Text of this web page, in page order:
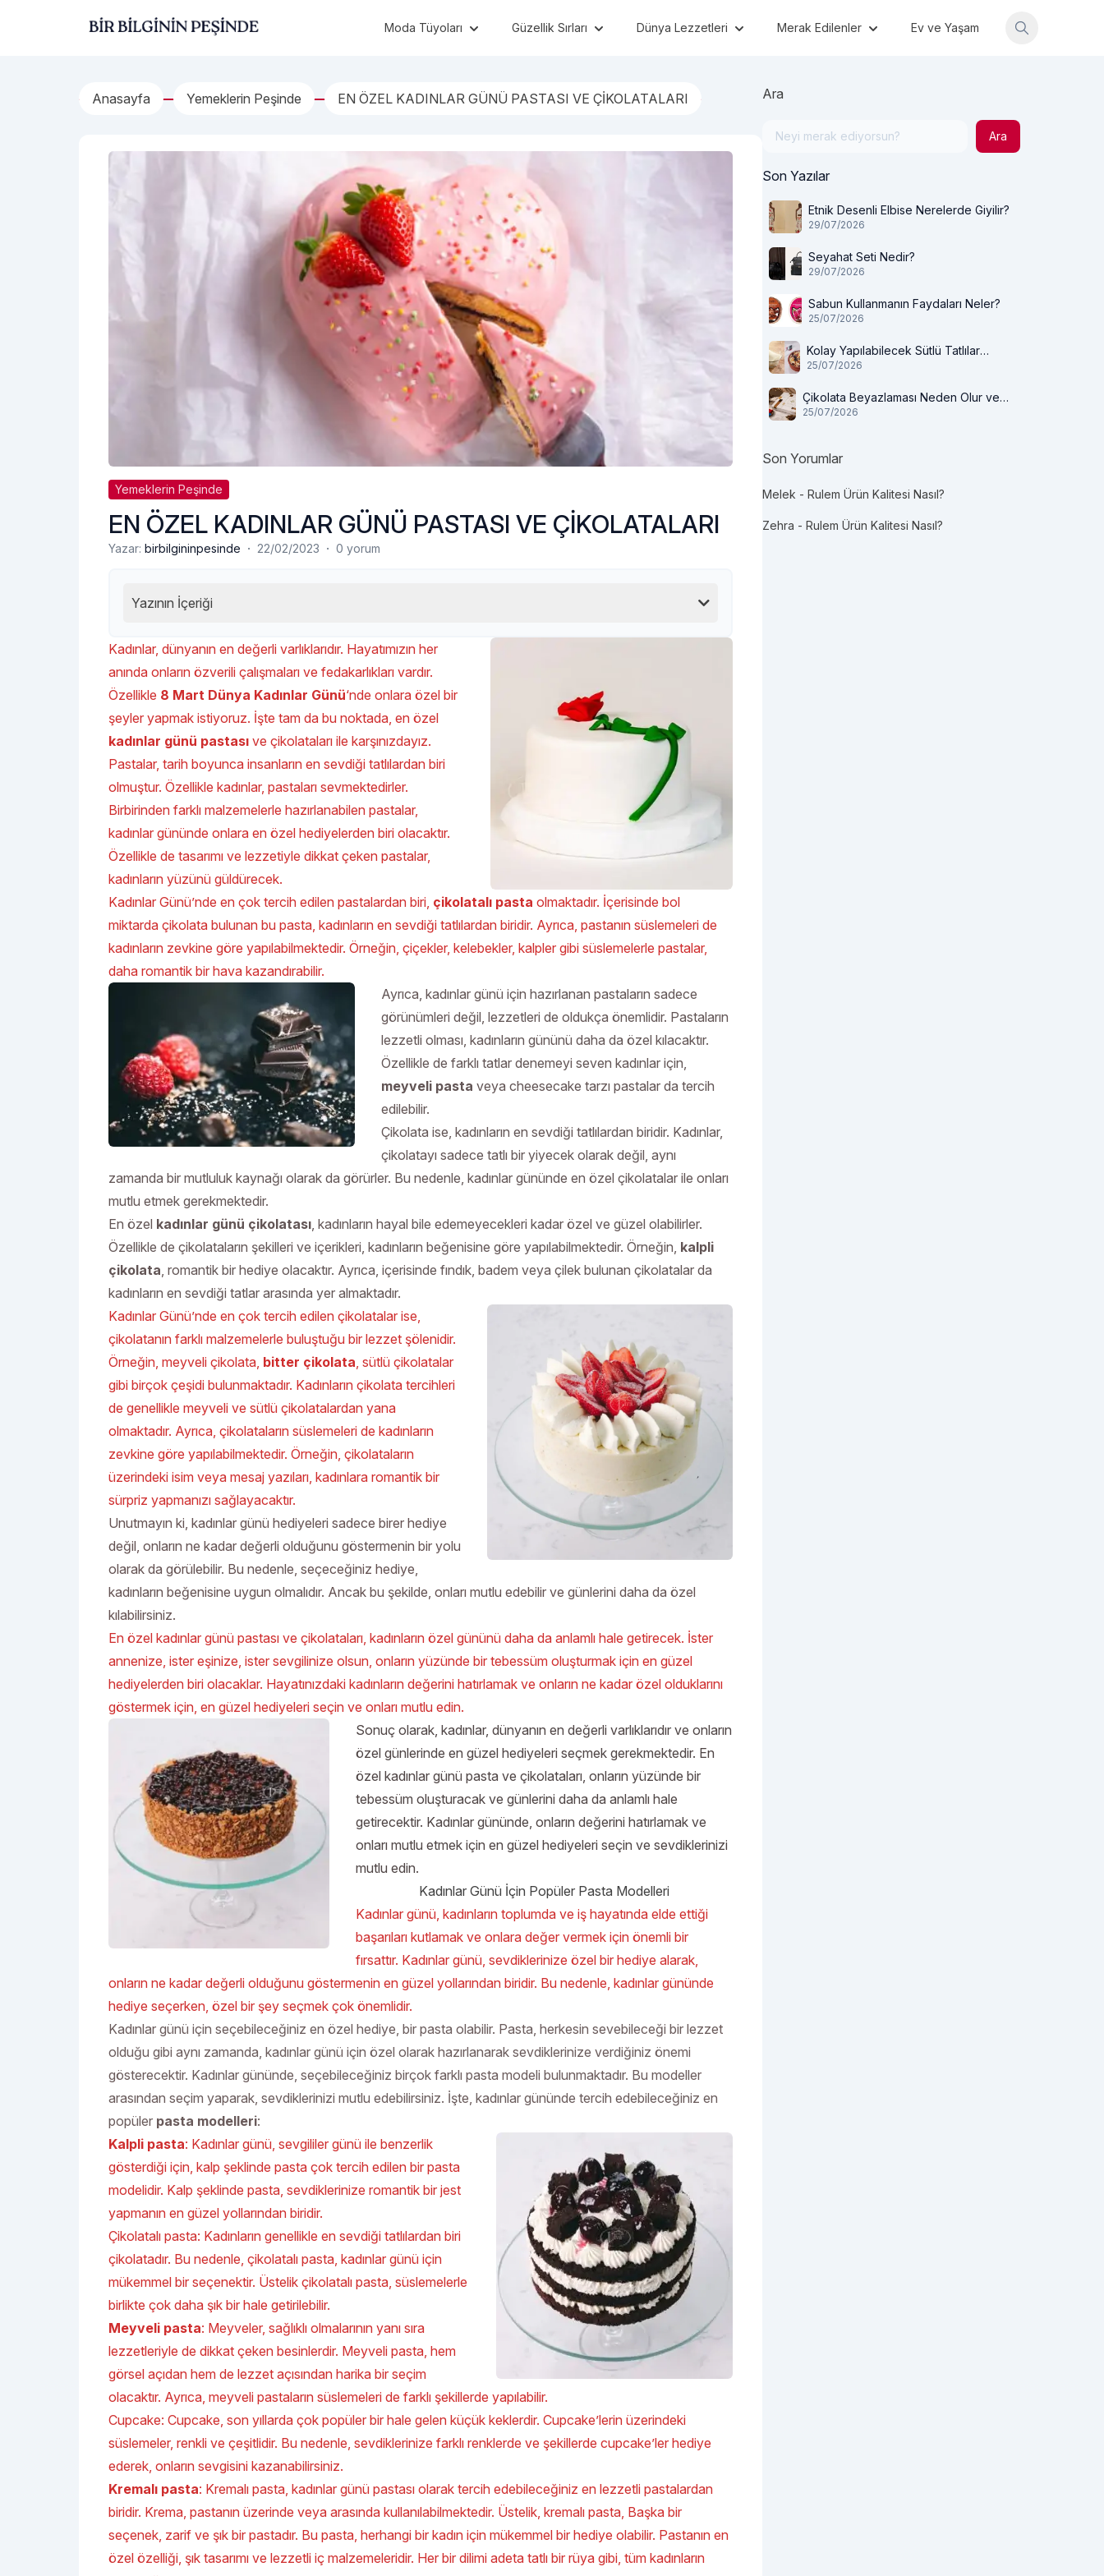
Bir Bilginin Peşinde! Moda Tüyoları Güzellik Sırları Dünya Lezzetleri Merak Edilenler Ev ve Yaşam
Anasayfa Yemeklerin Peşinde EN ÖZEL KADINLAR GÜNÜ PASTASI VE ÇİKOLATALARI
Yemeklerin Peşinde
EN ÖZEL KADINLAR GÜNÜ PASTASI VE ÇİKOLATALARI
Yazar: birbilgininpesinde · 22/02/2023 · 0 yorum
Yazının İçeriği
Kadınlar, dünyanın en değerli varlıklarıdır. Hayatımızın her
anında onların özverili çalışmaları ve fedakarlıkları vardır.
Özellikle 8 Mart Dünya Kadınlar Günü‘nde onlara özel bir
şeyler yapmak istiyoruz. İşte tam da bu noktada, en özel
kadınlar günü pastası ve çikolataları ile karşınızdayız.
Pastalar, tarih boyunca insanların en sevdiği tatlılardan biri
olmuştur. Özellikle kadınlar, pastaları sevmektedirler.
Birbirinden farklı malzemelerle hazırlanabilen pastalar,
kadınlar gününde onlara en özel hediyelerden biri olacaktır.
Özellikle de tasarımı ve lezzetiyle dikkat çeken pastalar,
kadınların yüzünü güldürecek.
Kadınlar Günü’nde en çok tercih edilen pastalardan biri, çikolatalı pasta olmaktadır. İçerisinde bol
miktarda çikolata bulunan bu pasta, kadınların en sevdiği tatlılardan biridir. Ayrıca, pastanın süslemeleri de
kadınların zevkine göre yapılabilmektedir. Örneğin, çiçekler, kelebekler, kalpler gibi süslemelerle pastalar,
daha romantik bir hava kazandırabilir.
Ayrıca, kadınlar günü için hazırlanan pastaların sadece
görünümleri değil, lezzetleri de oldukça önemlidir. Pastaların
lezzetli olması, kadınların gününü daha da özel kılacaktır.
Özellikle de farklı tatlar denemeyi seven kadınlar için,
meyveli pasta veya cheesecake tarzı pastalar da tercih
edilebilir.
Çikolata ise, kadınların en sevdiği tatlılardan biridir. Kadınlar,
çikolatayı sadece tatlı bir yiyecek olarak değil, aynı
zamanda bir mutluluk kaynağı olarak da görürler. Bu nedenle, kadınlar gününde en özel çikolatalar ile onları
mutlu etmek gerekmektedir.
En özel kadınlar günü çikolatası, kadınların hayal bile edemeyecekleri kadar özel ve güzel olabilirler.
Özellikle de çikolataların şekilleri ve içerikleri, kadınların beğenisine göre yapılabilmektedir. Örneğin, kalpli
çikolata, romantik bir hediye olacaktır. Ayrıca, içerisinde fındık, badem veya çilek bulunan çikolatalar da
kadınların en sevdiği tatlar arasında yer almaktadır.
Kadınlar Günü’nde en çok tercih edilen çikolatalar ise,
çikolatanın farklı malzemelerle buluştuğu bir lezzet şölenidir.
Örneğin, meyveli çikolata, bitter çikolata, sütlü çikolatalar
gibi birçok çeşidi bulunmaktadır. Kadınların çikolata tercihleri
de genellikle meyveli ve sütlü çikolatalardan yana
olmaktadır. Ayrıca, çikolataların süslemeleri de kadınların
zevkine göre yapılabilmektedir. Örneğin, çikolataların
üzerindeki isim veya mesaj yazıları, kadınlara romantik bir
sürpriz yapmanızı sağlayacaktır.
Unutmayın ki, kadınlar günü hediyeleri sadece birer hediye
değil, onların ne kadar değerli olduğunu göstermenin bir yolu
olarak da görülebilir. Bu nedenle, seçeceğiniz hediye,
kadınların beğenisine uygun olmalıdır. Ancak bu şekilde, onları mutlu edebilir ve günlerini daha da özel
kılabilirsiniz.
En özel kadınlar günü pastası ve çikolataları, kadınların özel gününü daha da anlamlı hale getirecek. İster
annenize, ister eşinize, ister sevgilinize olsun, onların yüzünde bir tebessüm oluşturmak için en güzel
hediyelerden biri olacaklar. Hayatınızdaki kadınların değerini hatırlamak ve onların ne kadar özel olduklarını
göstermek için, en güzel hediyeleri seçin ve onları mutlu edin.
Sonuç olarak, kadınlar, dünyanın en değerli varlıklarıdır ve onların
özel günlerinde en güzel hediyeleri seçmek gerekmektedir. En
özel kadınlar günü pasta ve çikolataları, onların yüzünde bir
tebessüm oluşturacak ve günlerini daha da anlamlı hale
getirecektir. Kadınlar gününde, onların değerini hatırlamak ve
onları mutlu etmek için en güzel hediyeleri seçin ve sevdiklerinizi
mutlu edin.
Kadınlar Günü İçin Popüler Pasta Modelleri
Kadınlar günü, kadınların toplumda ve iş hayatında elde ettiği
başarıları kutlamak ve onlara değer vermek için önemli bir
fırsattır. Kadınlar günü, sevdiklerinize özel bir hediye alarak,
onların ne kadar değerli olduğunu göstermenin en güzel yollarından biridir. Bu nedenle, kadınlar gününde
hediye seçerken, özel bir şey seçmek çok önemlidir.
Kadınlar günü için seçebileceğiniz en özel hediye, bir pasta olabilir. Pasta, herkesin sevebileceği bir lezzet
olduğu gibi aynı zamanda, kadınlar günü için özel olarak hazırlanarak sevdiklerinize verdiğiniz önemi
gösterecektir. Kadınlar gününde, seçebileceğiniz birçok farklı pasta modeli bulunmaktadır. Bu modeller
arasından seçim yaparak, sevdiklerinizi mutlu edebilirsiniz. İşte, kadınlar gününde tercih edebileceğiniz en
popüler pasta modelleri:
Kalpli pasta: Kadınlar günü, sevgililer günü ile benzerlik
gösterdiği için, kalp şeklinde pasta çok tercih edilen bir pasta
modelidir. Kalp şeklinde pasta, sevdiklerinize romantik bir jest
yapmanın en güzel yollarından biridir.
Çikolatalı pasta: Kadınların genellikle en sevdiği tatlılardan biri
çikolatadır. Bu nedenle, çikolatalı pasta, kadınlar günü için
mükemmel bir seçenektir. Üstelik çikolatalı pasta, süslemelerle
birlikte çok daha şık bir hale getirilebilir.
Meyveli pasta: Meyveler, sağlıklı olmalarının yanı sıra
lezzetleriyle de dikkat çeken besinlerdir. Meyveli pasta, hem
görsel açıdan hem de lezzet açısından harika bir seçim
olacaktır. Ayrıca, meyveli pastaların süslemeleri de farklı şekillerde yapılabilir.
Cupcake: Cupcake, son yıllarda çok popüler bir hale gelen küçük keklerdir. Cupcake’lerin üzerindeki
süslemeler, renkli ve çeşitlidir. Bu nedenle, sevdiklerinize farklı renklerde ve şekillerde cupcake’ler hediye
ederek, onların sevgisini kazanabilirsiniz.
Kremalı pasta: Kremalı pasta, kadınlar günü pastası olarak tercih edebileceğiniz en lezzetli pastalardan
biridir. Krema, pastanın üzerinde veya arasında kullanılabilmektedir. Üstelik, kremalı pasta, Başka bir
seçenek, zarif ve şık bir pastadır. Bu pasta, herhangi bir kadın için mükemmel bir hediye olabilir. Pastanın en
özel özelliği, şık tasarımı ve lezzetli iç malzemeleridir. Her bir dilimi adeta tatlı bir rüya gibi, tüm kadınların
Ara
Ara
Son Yazılar
Etnik Desenli Elbise Nerelerde Giyilir?
29/07/2026
Seyahat Seti Nedir?
29/07/2026
Sabun Kullanmanın Faydaları Neler?
25/07/2026
Kolay Yapılabilecek Sütlü Tatlılar
Nelerdir?
25/07/2026
Çikolata Beyazlaması Neden Olur ve
Tüketilir mi?
25/07/2026
Son Yorumlar
Melek - Rulem Ürün Kalitesi Nasıl?
Zehra - Rulem Ürün Kalitesi Nasıl?